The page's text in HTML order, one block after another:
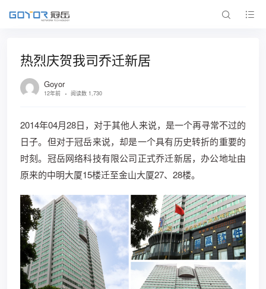
热烈庆贺我司乔迁新居
Goyor
12年前 阅读数 1,730
2014年04月28日，对于其他人来说，是一个再寻常不过的
日子。但对于冠岳来说，却是一个具有历史转折的重要的
时刻。冠岳网络科技有限公司正式乔迁新居，办公地址由
原来的中明大厦15楼迁至金山大厦27、28楼。